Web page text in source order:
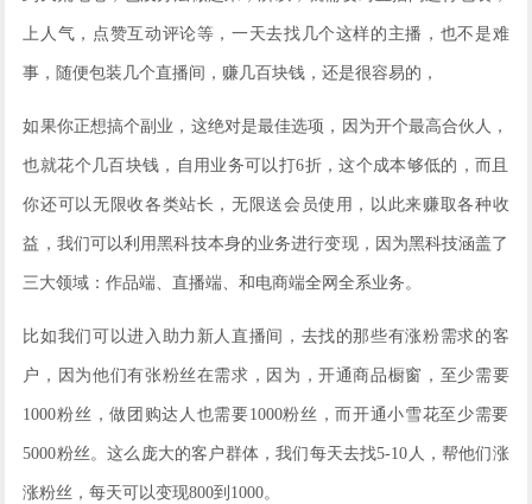
上人气，点赞互动评论等，一天去找几个这样的主播，也不是难
事，随便包装几个直播间，赚几百块钱，还是很容易的，
如果你正想搞个副业，这绝对是最佳选项，因为开个最高合伙人，
也就花个几百块钱，自用业务可以打6折，这个成本够低的，而且
你还可以无限收各类站长，无限送会员使用，以此来赚取各种收
益，我们可以利用黑科技本身的业务进行变现，因为黑科技涵盖了
三大领域：作品端、直播端、和电商端全网全系业务。
比如我们可以进入助力新人直播间，去找的那些有涨粉需求的客
户，因为他们有张粉丝在需求，因为，开通商品橱窗，至少需要
1000粉丝，做团购达人也需要1000粉丝，而开通小雪花至少需要
5000粉丝。这么庞大的客户群体，我们每天去找5-10人，帮他们涨
涨粉丝，每天可以变现800到1000。